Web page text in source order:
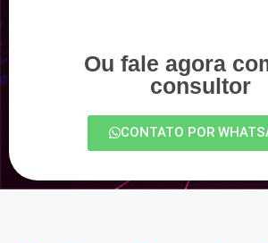
Ou fale agora
consultor
CONTATO POR